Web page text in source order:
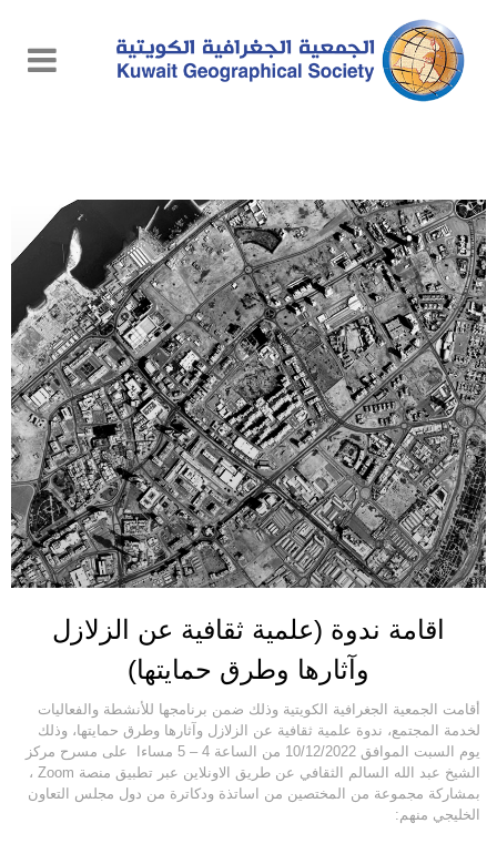
اقامة ندوة (علمية ثقافية عن الزلازل
وآثارها وطرق حمايتها)
أقامت الجمعية الجغرافية الكويتية وذلك ضمن برنامجها للأنشطة والفعاليات
لخدمة المجتمع، ندوة علمية ثقافية عن الزلازل وآثارها وطرق حمايتها، وذلك
يوم السبت الموافق 10/12/2022 من الساعة 4 – 5 مساءا على مسرح مركز
الشيخ عبد الله السالم الثقافي عن طريق الاونلاين عبر تطبيق منصة Zoom ،
بمشاركة مجموعة من المختصين من اساتذة ودكاترة من دول مجلس التعاون
الخليجي منهم: